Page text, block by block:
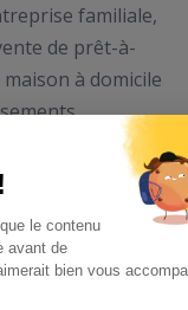
familiale,
de prêt-à-
à domicile